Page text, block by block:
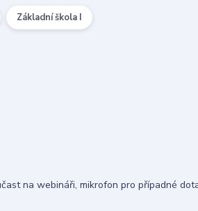
Základní škola I
na webináři, mikrofon pro případné